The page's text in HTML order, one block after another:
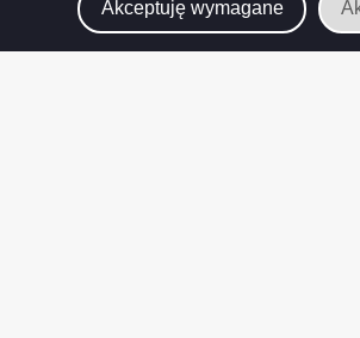
Akceptuję wymagane